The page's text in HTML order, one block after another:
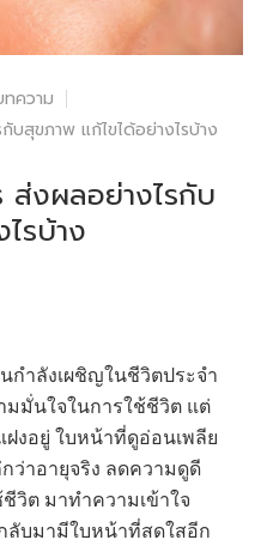
ความ
บสุขภาพ แก้ไขได้อย่างไรบ้าง
ส่งผลอย่างไรกับ
รบ้าง
ำลังเผชิญในชีวิตประจำ
มมั่นใจในการใช้ชีวิต แต่
งอยู่ ใบหน้าที่ดูอ่อนเพลีย
ว่าอายุจริง ลดความดูดี
วิต มาทำความเข้าใจ
ลับมามีใบหน้าที่สดใสอีก